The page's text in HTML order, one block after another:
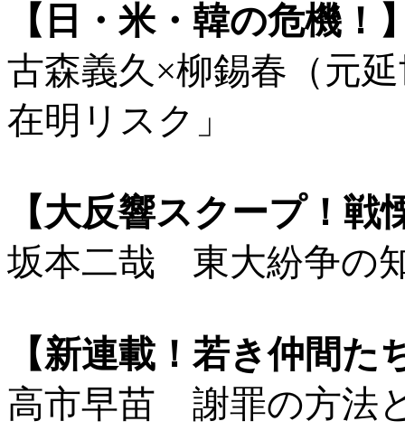
【日・米・韓の危機！
古森義久×柳錫春（元
在明リスク」
【大反響スクープ！戦
坂本二哉 東大紛争の
【新連載！若き仲間た
高市早苗 謝罪の方法